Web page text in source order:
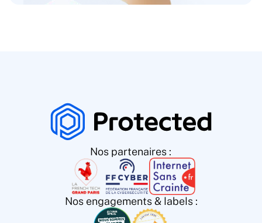
Nos partenaires :
Nos engagements & labels :